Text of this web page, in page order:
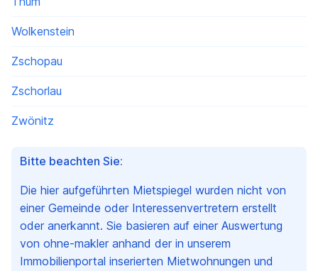
Bitte beachten Sie:
Die hier aufgeführten Mietspiegel wurden nicht von
einer Gemeinde oder Interessenvertretern erstellt
oder anerkannt. Sie basieren auf einer Auswertung
von ohne-makler anhand der in unserem
Immobilienportal inserierten Mietwohnungen und
Wolkenstein
Zschopau
Zschorlau
Zwönitz